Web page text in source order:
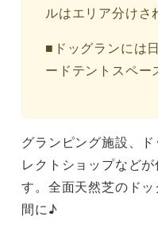
ルはエリア分けさ
■ドッグランには
ードテントスペー
グランピング施設、
レクトショップなど
す。全面天然芝のド
間に♪